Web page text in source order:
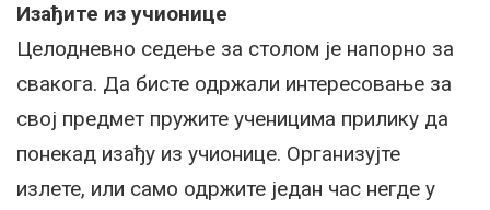
Изађите из учионице
Целодневно седење за столом је напорно за
свакога. Да бисте одржали интересовање за
свој предмет пружите ученицима прилику да
понекад изађу из учионице. Организујте
излете, или само одржите један час негде у